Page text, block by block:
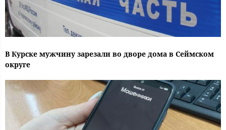
В Курске мужчину зарезали во дворе дома в Сеймском
округе